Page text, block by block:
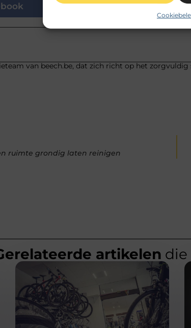
Pinterest
van beech.be, dat zich richt op het zorgvuldig
ruimte grondig laten reinigen
artikelen die